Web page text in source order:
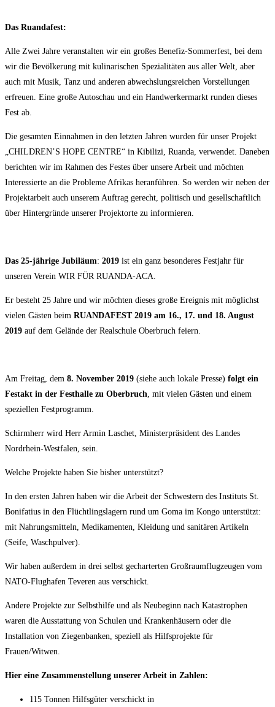
Das Ruandafest:
Alle Zwei Jahre veranstalten wir ein großes Benefiz-Sommerfest, bei dem
wir die Bevölkerung mit kulinarischen Spezialitäten aus aller Welt, aber
auch mit Musik, Tanz und anderen abwechslungsreichen Vorstellungen
erfreuen. Eine große Autoschau und ein Handwerkermarkt runden dieses
Fest ab.
Die gesamten Einnahmen in den letzten Jahren wurden für unser Projekt
„CHILDREN’S HOPE CENTRE“ in Kibilizi, Ruanda, verwendet. Daneben
berichten wir im Rahmen des Festes über unsere Arbeit und möchten
Interessierte an die Probleme Afrikas heranführen. So werden wir neben der
Projektarbeit auch unserem Auftrag gerecht, politisch und gesellschaftlich
über Hintergründe unserer Projektorte zu informieren.
Das 25-jährige Jubiläum: 2019 ist ein ganz besonderes Festjahr für
unseren Verein WIR FÜR RUANDA-ACA.
Er besteht 25 Jahre und wir möchten dieses große Ereignis mit möglichst
vielen Gästen beim RUANDAFEST 2019 am 16., 17. und 18. August
2019 auf dem Gelände der Realschule Oberbruch feiern.
Am Freitag, dem 8. November 2019 (siehe auch lokale Presse) folgt ein
Festakt in der Festhalle zu Oberbruch, mit vielen Gästen und einem
speziellen Festprogramm.
Schirmherr wird Herr Armin Laschet, Ministerpräsident des Landes
Nordrhein-Westfalen, sein.
Welche Projekte haben Sie bisher unterstützt?
In den ersten Jahren haben wir die Arbeit der Schwestern des Instituts St.
Bonifatius in den Flüchtlingslagern rund um Goma im Kongo unterstützt:
mit Nahrungsmitteln, Medikamenten, Kleidung und sanitären Artikeln
(Seife, Waschpulver).
Wir haben außerdem in drei selbst gecharterten Großraumflugzeugen vom
NATO-Flughafen Teveren aus verschickt.
Andere Projekte zur Selbsthilfe und als Neubeginn nach Katastrophen
waren die Ausstattung von Schulen und Krankenhäusern oder die
Installation von Ziegenbanken, speziell als Hilfsprojekte für
Frauen/Witwen.
Hier eine Zusammenstellung unserer Arbeit in Zahlen:
115 Tonnen Hilfsgüter verschickt in